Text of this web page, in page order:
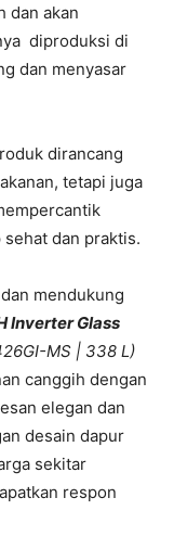
dan akan
diproduksi di
dan menyasar
dirancang
tetapi juga
dan praktis.
mendukung
Inverter Glass
MS | 338 L)
canggih dengan
elegan dan
desain dapur
sekitar
respon